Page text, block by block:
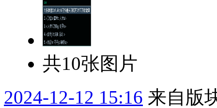
共10张图片
2024-12-12 15:16 来自版